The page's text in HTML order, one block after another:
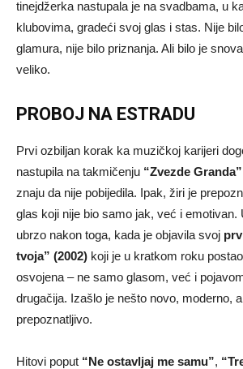
tinejdžerka nastupala je na svadbama, u
klubovima, gradeći svoj glas i stas. Nije
glamura, nije bilo priznanja. Ali bilo je
veliko.
PROBOJ NA ESTRADU
Prvi ozbiljan korak ka muzičkoj karijeri
nastupila na takmičenju “Zvezde Granda”
znaju da nije pobijedila. Ipak, žiri je
glas koji nije bio samo jak, već i emotivan.
ubrzo nakon toga, kada je objavila svoj
tvoja” (2002) koji je u kratkom roku
osvojena – ne samo glasom, već i
drugačija. Izašlo je nešto novo, moderno,
prepoznatljivo.
Hitovi poput “Ne ostavljaj me samu”,